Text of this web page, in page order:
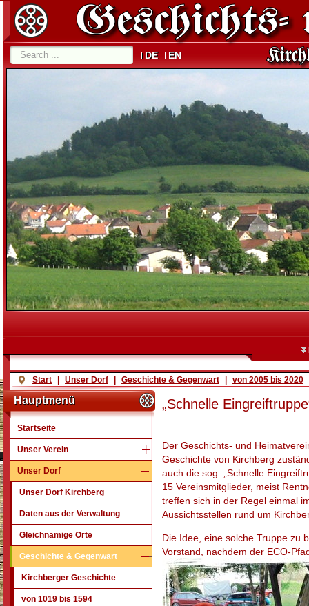
DE EN
Start Unser Dorf Geschichte & Gegenwart von 2005 bis 2020
Hauptmenü
Startseite
Unser Verein
Unser Dorf
Unser Dorf Kirchberg
Daten aus der Verwaltung
Gleichnamige Orte
Geschichte & Gegenwart
Kirchberger Geschichte
von 1019 bis 1594
„Schnelle
Der Geschichts- und
Geschichte von Kirchberg
auch die sog. „Schnelle
15 Vereinsmitglieder, meist
treffen sich in der Regel einmal
Aussichtsstellen rund um
Die Idee, eine solche Truppe zu
Vorstand, nachdem der ECO-